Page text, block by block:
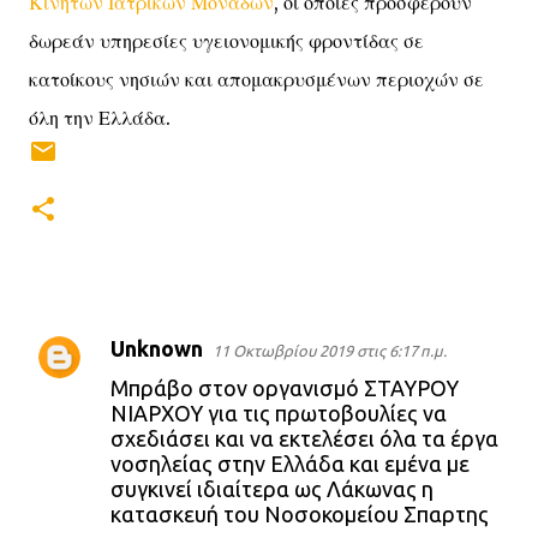
δωρεάν υπηρεσίες υγειονομικής φροντίδας σε
κατοίκους νησιών και απομακρυσμένων περιοχών σε
όλη την Ελλάδα.
Σ
Unknown 11 Οκτωβρίου 2019 στις 6:17 π.μ.
Μπράβο στον οργανισμό ΣΤΑΥΡΟΥ
ΝΙΑΡΧΟΥ για τις πρωτοβουλίες να
σχεδιάσει και να εκτελέσει όλα τα έργα
νοσηλείας στην Ελλάδα και εμένα με
συγκινεί ιδιαίτερα ως Λάκωνας η
κατασκευή του Νοσοκομείου Σπαρτης